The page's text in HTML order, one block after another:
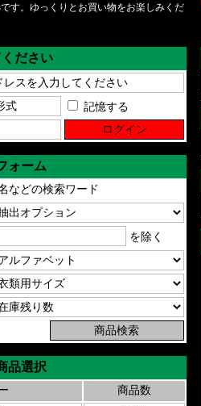
す。ゆっくりとお買い物をお楽しみくだ
ださい
記憶する
ォーム
などの検索ワード
を除く
品選択
商品数